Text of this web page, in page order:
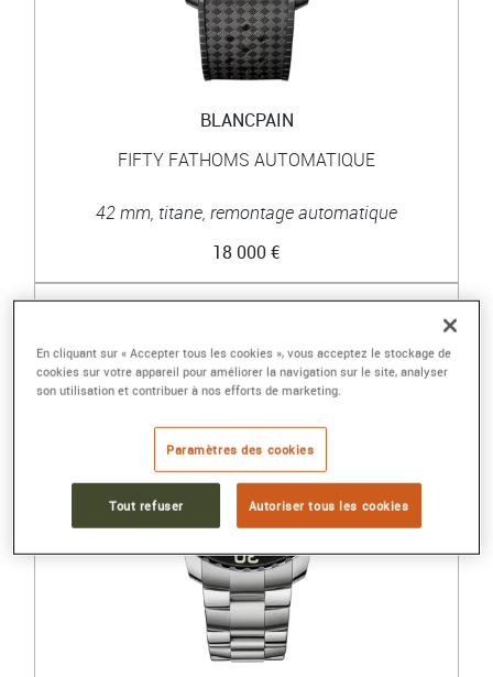
BLANCPAIN
FIFTY FATHOMS AUTOMATIQUE
42 mm, titane, remontage automatique
18 000 €
En cliquant sur « Accepter tous les cookies », vous acceptez le stockage de
cookies sur votre appareil pour améliorer la navigation sur le site, analyser
son utilisation et contribuer à nos efforts de marketing.
Paramètres des cookies
Tout refuser Autoriser tous les cookies